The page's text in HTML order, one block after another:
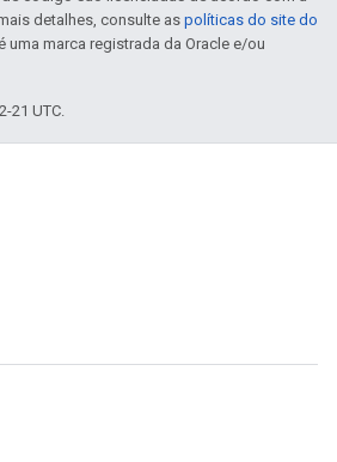
detalhes, consulte as políticas do site do
uma marca registrada da Oracle e/ou
21 UTC.